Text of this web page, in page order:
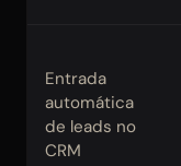
Entrada
automática
de leads no
CRM